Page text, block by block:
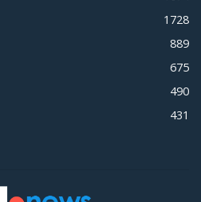
1728
889
675
490
431